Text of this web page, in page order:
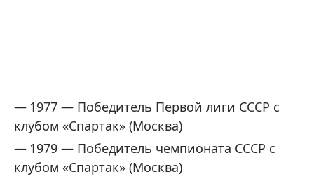
1977 — Победитель Первой лиги СССР с
клубом «Спартак» (Москва)
1979 — Победитель чемпионата СССР с
клубом «Спартак» (Москва)